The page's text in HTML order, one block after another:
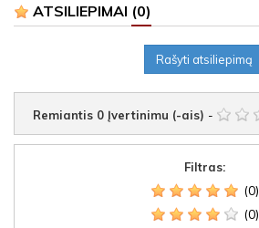
ATSILIEPIMAI (0)
Rašyti atsiliepimą
Remiantis 0 Įvertinimu (-ais) -
Filtras:
(0)
(0)